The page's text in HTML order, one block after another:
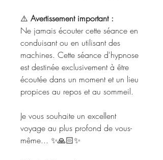
⚠️ Avertissement important :
Ne jamais écouter cette séance en
conduisant ou en utilisant des
machines. Cette séance d'hypnose
est destinée exclusivement à être
écoutée dans un moment et un lieu
propices au repos et au sommeil.
Je vous souhaite un excellent
voyage au plus profond de vous-
même... ✨🙏🏻✨